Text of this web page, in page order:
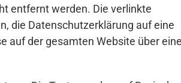
entfernt werden. Die verlinkte
die Datenschutzerklärung auf eine
auf der gesamten Website über